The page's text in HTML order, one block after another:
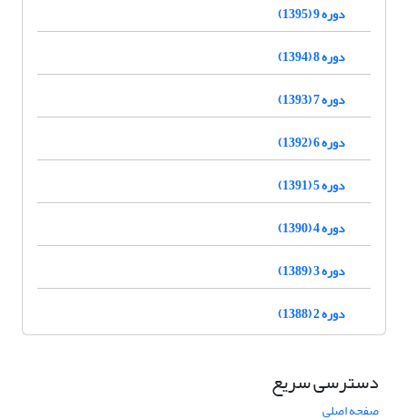
دوره 9 (1395)
دوره 8 (1394)
دوره 7 (1393)
دوره 6 (1392)
دوره 5 (1391)
دوره 4 (1390)
دوره 3 (1389)
دوره 2 (1388)
دسترسی سریع
صفحه اصلی